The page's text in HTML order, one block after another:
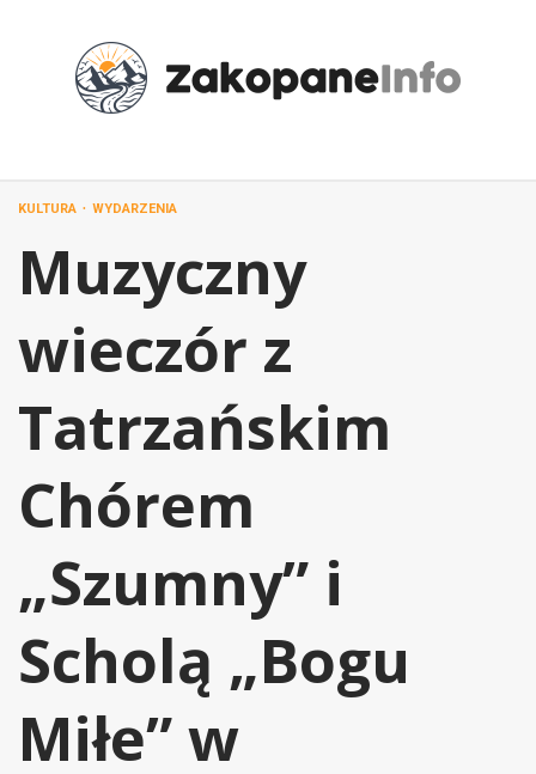
KULTURA WYDARZENIA
Muzyczny
wieczór z
Tatrzańskim
Chórem
„Szumny” i
Scholą „Bogu
Miłe” w